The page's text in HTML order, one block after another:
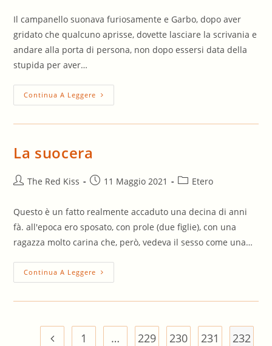
Il campanello suonava furiosamente e Garbo, dopo aver
gridato che qualcuno aprisse, dovette lasciare la scrivania e
andare alla porta di persona, non dopo essersi data della
stupida per aver…
Continua A Leggere La
Supremazia
La suocera
AutoreThe Red Kiss
Articolo11 Maggio 2021
Categoria
Etero
Questo è un fatto realmente accaduto una decina di anni
fà. all'epoca ero sposato, con prole (due figlie), con una
ragazza molto carina che, però, vedeva il sesso come una…
Continua A Leggere La
Suocera
Vai alla pagina precedente
1 … 229 230 231
232